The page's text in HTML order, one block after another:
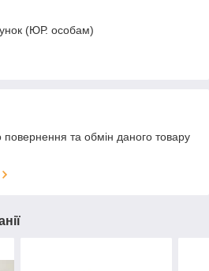
(ЮР. особам)
та обмін даного товару